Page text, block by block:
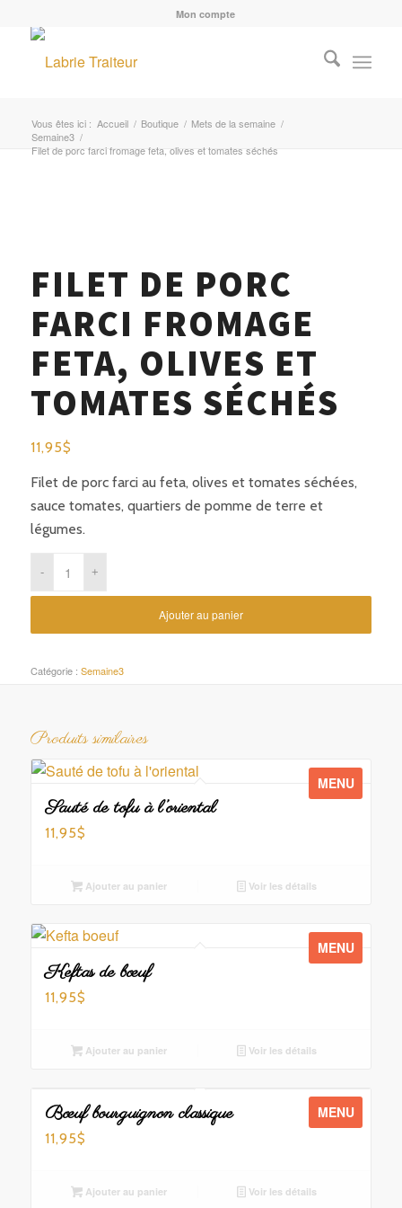
Mon compte
Vous êtes ici : Accueil / Boutique / Mets de la semaine /
Semaine3 /
Filet de porc farci fromage feta, olives et tomates séchés
FILET DE PORC
FARCI FROMAGE
FETA, OLIVES ET
TOMATES SÉCHÉS
11,95$
Filet de porc farci au feta, olives et tomates séchées,
sauce tomates, quartiers de pomme de terre et
légumes.
Ajouter au panier
Catégorie : Semaine3
Produits similaires
MENU
Sauté de tofu à l’oriental
11,95$
Ajouter au panier Voir les détails
MENU
Keftas de bœuf
11,95$
Ajouter au panier Voir les détails
MENU
Bœuf bourguignon classique
11,95$
Ajouter au panier Voir les détails